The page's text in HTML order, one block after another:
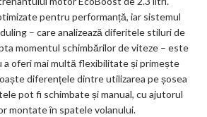
pentru performanță, iar sistemul
– care analizează diferitele stiluri de
momentul schimbărilor de viteze – este
oferi mai multă flexibilitate și primește
diferențele dintre utilizarea pe șosea
pot fi schimbate și manual, cu ajutorul
montate în spatele volanului.